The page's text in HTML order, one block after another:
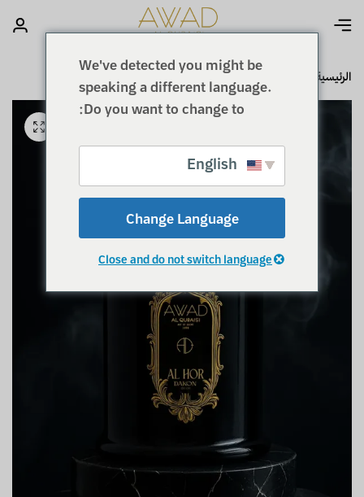
الرئيسية دخون الحر
We've detected you might be
speaking a different language.
Do you want to change to:
Change Language
Close and do not switch language